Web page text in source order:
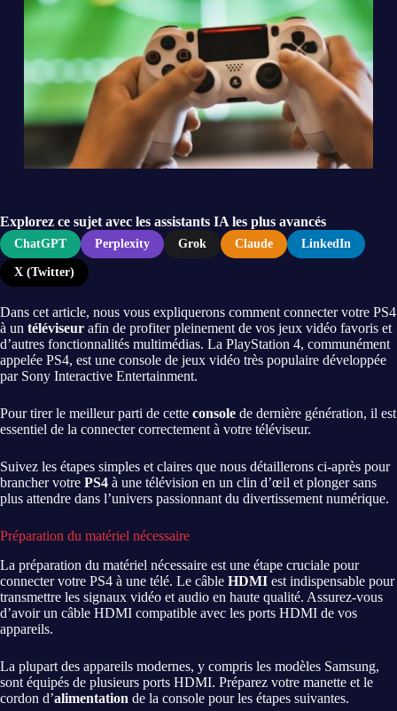
Explorez ce sujet avec les assistants IA les plus avancés
ChatGPT Perplexity Grok Claude LinkedIn
X (Twitter)
Dans cet article, nous vous expliquerons comment connecter votre PS4
à un téléviseur afin de profiter pleinement de vos jeux vidéo favoris et
d’autres fonctionnalités multimédias. La PlayStation 4, communément
appelée PS4, est une console de jeux vidéo très populaire développée
par Sony Interactive Entertainment.
Pour tirer le meilleur parti de cette console de dernière génération, il est
essentiel de la connecter correctement à votre téléviseur.
Suivez les étapes simples et claires que nous détaillerons ci-après pour
brancher votre PS4 à une télévision en un clin d’œil et plonger sans
plus attendre dans l’univers passionnant du divertissement numérique.
Préparation du matériel nécessaire
La préparation du matériel nécessaire est une étape cruciale pour
connecter votre PS4 à une télé. Le câble HDMI est indispensable pour
transmettre les signaux vidéo et audio en haute qualité. Assurez-vous
d’avoir un câble HDMI compatible avec les ports HDMI de vos
appareils.
La plupart des appareils modernes, y compris les modèles Samsung,
sont équipés de plusieurs ports HDMI. Préparez votre manette et le
cordon d’alimentation de la console pour les étapes suivantes.